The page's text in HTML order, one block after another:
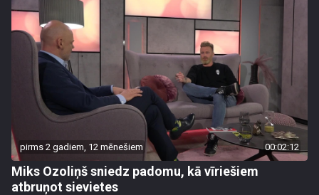
pirms 2 gadiem, 12 mēnešiem 00:02:12
Miks Ozoliņš sniedz padomu, kā vīriešiem
atbruņot sievietes